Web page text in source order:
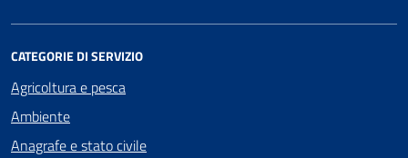
CATEGORIE DI SERVIZIO
Agricoltura e pesca
Ambiente
Anagrafe e stato civile